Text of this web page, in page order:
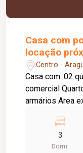
Casa com
locação
Centro -
Casa com: 02
comercial
armários Area
3
Dorm.